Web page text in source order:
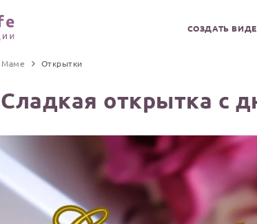
СОЗДАТЬ
Маме Открытки
Сладкая открытка с